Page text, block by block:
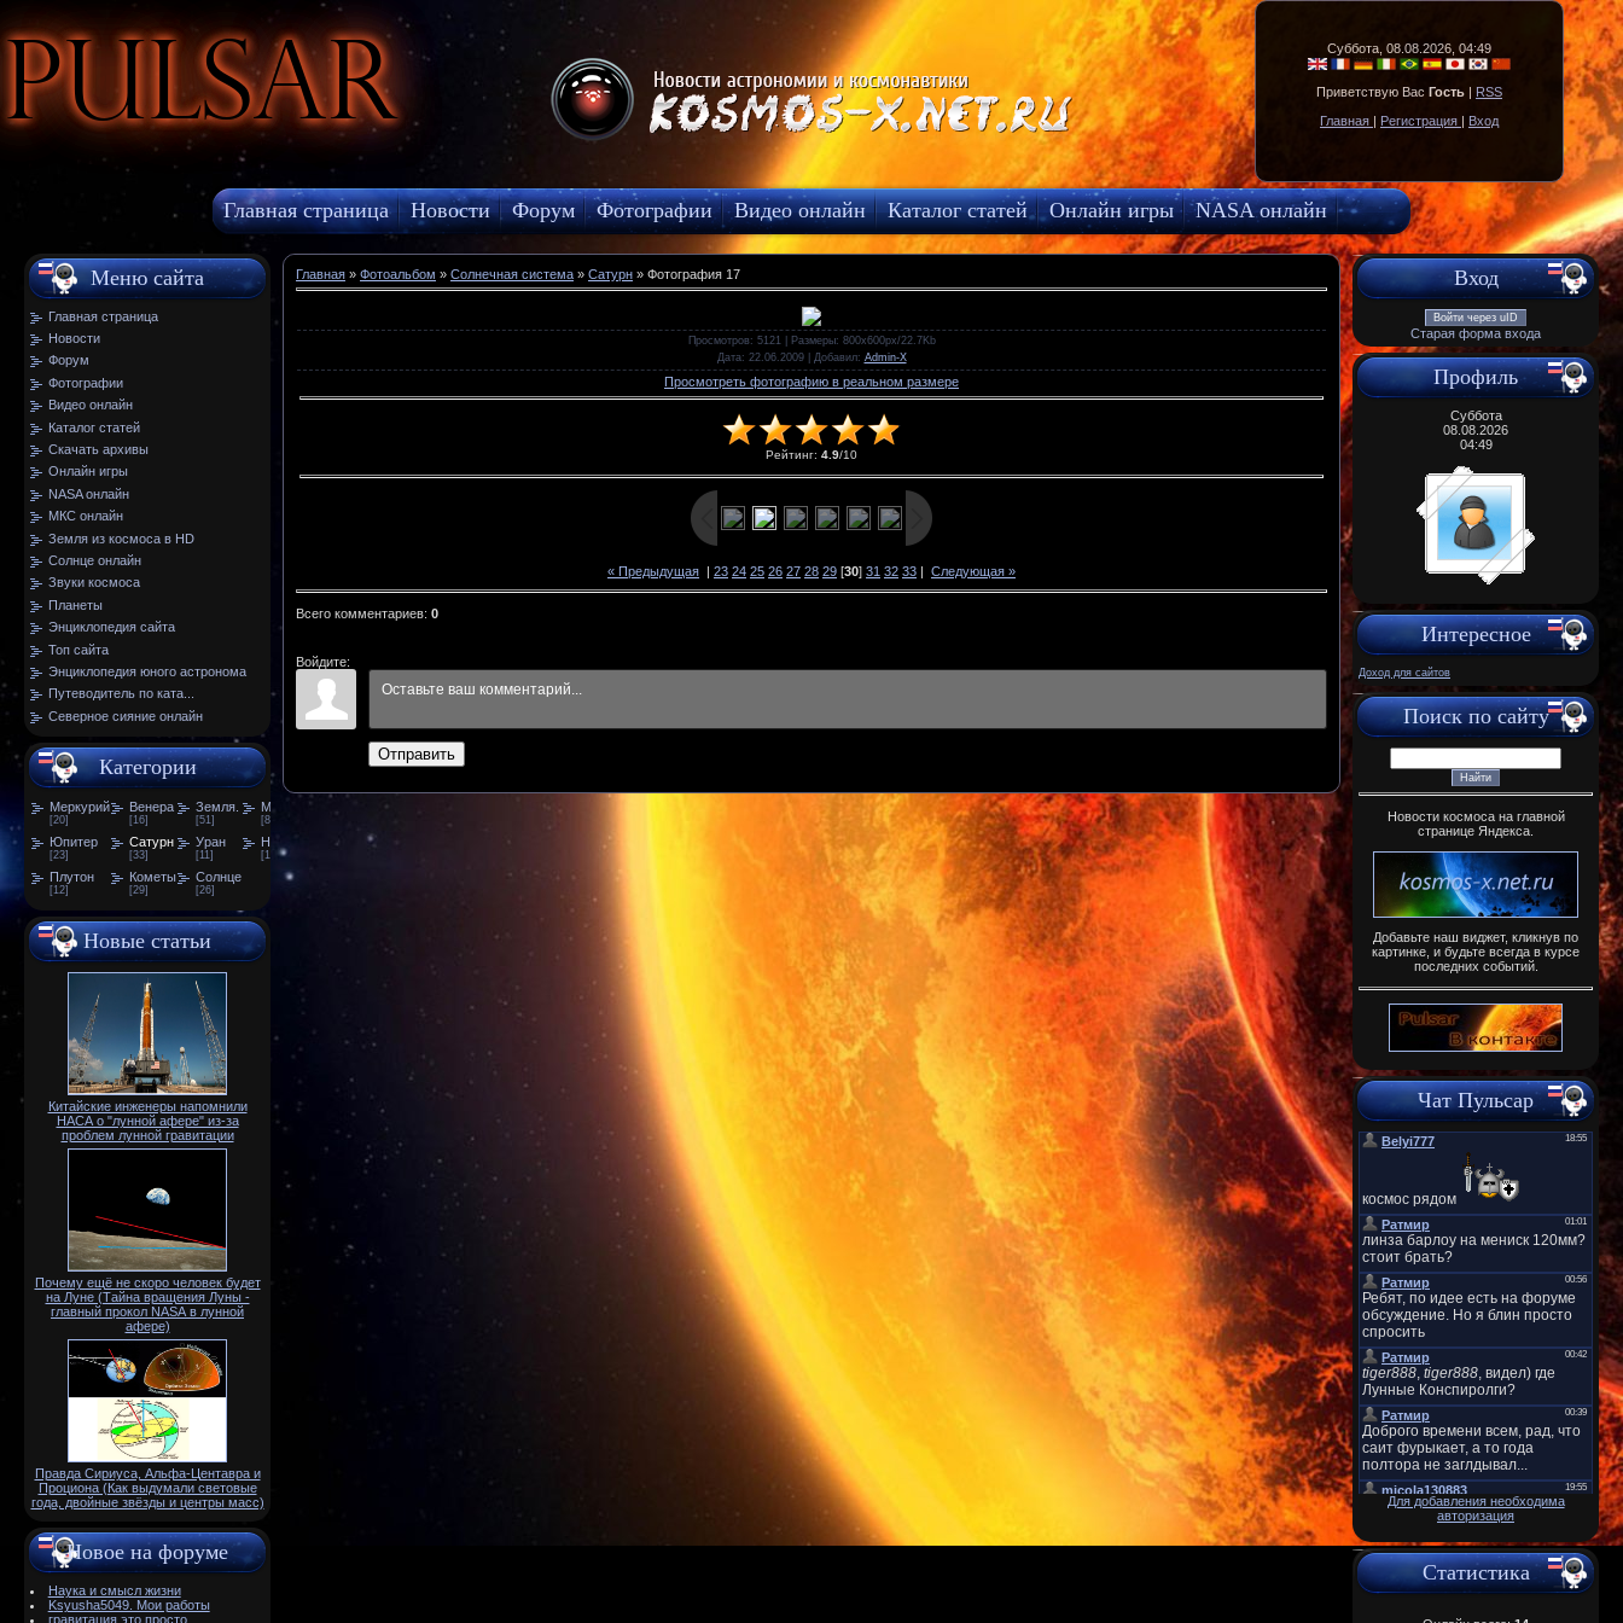
Pulsar Суббота, 08.08.2026, 04:49
Приветствую Вас Гость | RSS
Главная | Регистрация | Вход
Главная страница Новости Форум Фотографии Видео онлайн Каталог статей Онлайн игры
NASA онлайн
МКС онлайн
Меню сайта
Главная страница
Новости
Форум
Фотографии
Видео онлайн
Каталог статей
Скачать архивы
Онлайн игры
NASA онлайн
МКС онлайн
Земля из космоса в HD
Солнце онлайн
Звуки космоса
Планеты
Энциклопедия сайта
Топ сайта
Энциклопедия юного астронома
Путеводитель по ката...
Северное сияние онлайн
Категории
Меркурий
[20]
Венера
[16]
Земля.
[51]
Марс
[81]
Юпитер
[23]
Сатурн
[33]
Уран
[11]
Нептун
[13]
Плутон
[12]
Кометы
[29]
Солнце
[26]
Новые статьи
Китайские инженеры напомнили
НАСА о "лунной афере" из-за
проблем лунной гравитации
Почему ещё не скоро человек будет
на Луне (Тайна вращения Луны -
главный прокол NАSА в лунной
афере)
Правда Сириуса, Альфа-Центавра и
Проциона (Как выдумали световые
года, двойные звёзды и центры масс)
Новое на форуме
Наука и смысл жизни
Ksyusha5049. Мои работы
гравитация это просто
Главная » Фотоальбом » Солнечная система » Сатурн » Фотография 17
Просмотров: 5121 | Размеры: 800x600px/22.7Kb
Дата: 22.06.2009 | Добавил: Admin-X
Просмотреть фотографию в реальном размере
Рейтинг: 4.9/10
« Предыдущая 23 24 25 26 27 28 29 [30] 31 32 33 Следующая »
Всего комментариев: 0
Войдите:
Отправить
Вход
Войти через uID
Старая форма входа
Профиль
Суббота
08.08.2026
04:49
Интересное
Доход для сайтов
Поиск по сайту
Новости космоса на главной
странице Яндекса.
Добавьте наш виджет, кликнув по
картинке, и будьте всегда в курсе
последних событий.
Чат Пульсар
Для добавления необходима
авторизация
Статистика